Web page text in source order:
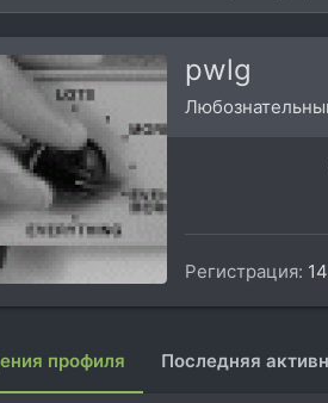
pwlg
Регистрация
профиля Последняя